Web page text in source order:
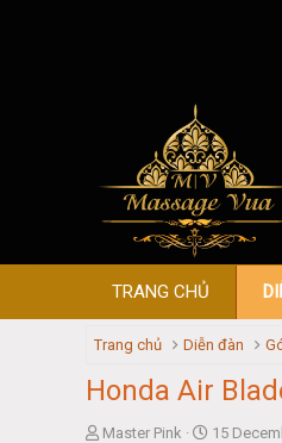
TRANG CHỦ
Trang chủ Diễn đàn
Honda Air
T
Master Pink
S15